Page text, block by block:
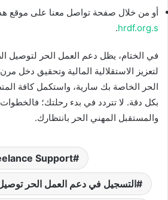
أو من خلال صفحة تواصل معنا على موقع
hrdf.org.s
.
في الختام، يظل دعم العمل الحر لتوصيل
لتعزيز الاستقلالية المالية وتحقيق دخل
الحر الخاصة بك سارية، واستكمل كافة
بكل دقة. لا تتردد في بدء رحلتك؛
والمستقبل المهني الحر بانتظارك.
Support
التسجيل في دعم العمل الحر توصيل